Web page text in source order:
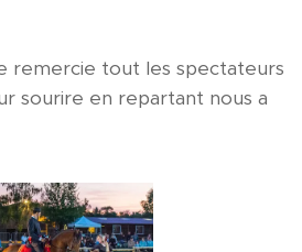
remercie tout les spectateurs
sourire en repartant nous a